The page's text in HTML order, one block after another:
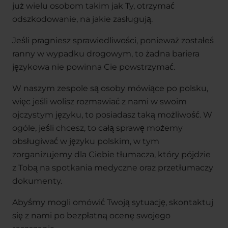
już wielu osobom takim jak Ty, otrzymać
odszkodowanie, na jakie zasługują.
Jeśli pragniesz sprawiedliwości, ponieważ zostałeś
ranny w wypadku drogowym, to żadna bariera
językowa nie powinna Cie powstrzymać.
W naszym zespole są osoby mówiące po polsku,
więc jeśli wolisz rozmawiać z nami w swoim
ojczystym języku, to posiadasz taką możliwość. W
ogóle, jeśli chcesz, to całą sprawę możemy
obsługiwać w języku polskim, w tym
zorganizujemy dla Ciebie tłumacza, który pójdzie
z Tobą na spotkania medyczne oraz przetłumaczy
dokumenty.
Abyśmy mogli omówić Twoją sytuację, skontaktuj
się z nami po bezpłatną ocenę swojego